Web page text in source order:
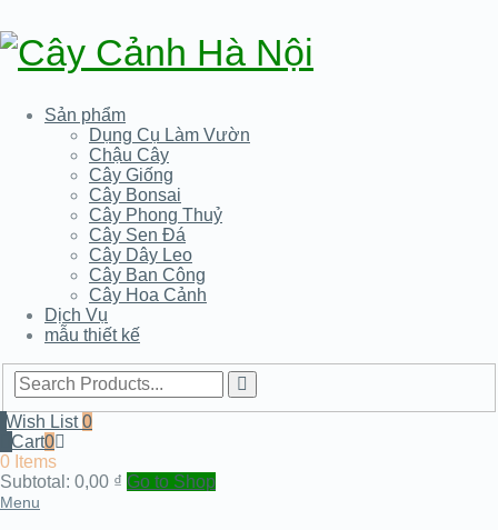
Sản phẩm
Dụng Cụ Làm Vườn
Chậu Cây
Cây Giống
Cây Bonsai
Cây Phong Thuỷ
Cây Sen Đá
Cây Dây Leo
Cây Ban Công
Cây Hoa Cảnh
Dịch Vụ
mẫu thiết kế
Wish List0
Cart0
0 Items
Subtotal: 0,00 ₫ Go to Shop
Menu